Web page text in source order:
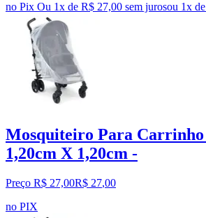
no Pix Ou 1x de R$ 27,00 sem jurosou 1x de
Mosquiteiro Para Carrinho
1,20cm X 1,20cm -
Preço R$ 27,00R$ 27,00
no PIX